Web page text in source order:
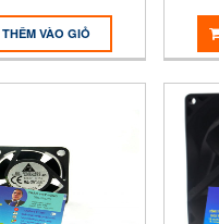
THÊM VÀO GIỎ